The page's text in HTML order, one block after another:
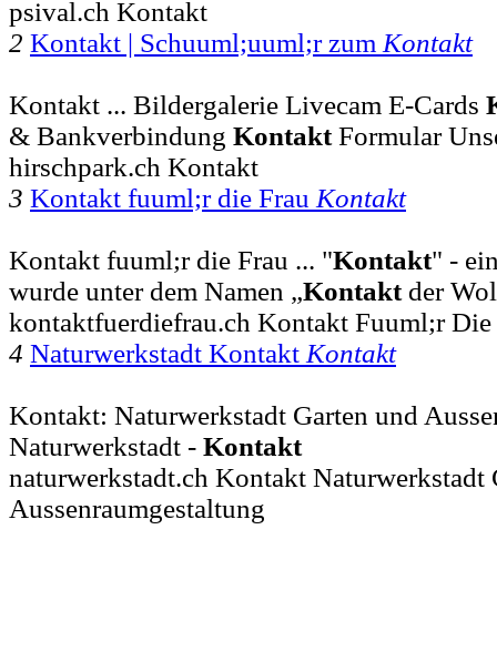
psival.ch Kontakt
2 Kontakt | Schuuml;uuml;r zum Kontakt
Kontakt ... Bildergalerie Livecam E-Cards
& Bankverbindung KontaktFormular
hirschpark.ch Kontakt
3 Kontakt fuuml;r die Frau Kontakt
Kontakt fuuml;r die Frau ... "Kontakt" -
wurde unter dem Namen „Kontaktder
kontaktfuerdiefrau.ch Kontakt Fuuml;r Die
4 Naturwerkstadt Kontakt Kontakt
Kontakt: Naturwerkstadt Garten und
Naturwerkstadt - Kontakt
naturwerkstadt.ch Kontakt Naturwerkstadt
Aussenraumgestaltung